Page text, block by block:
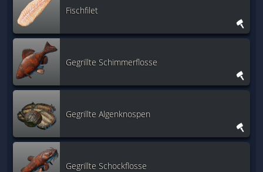
Fischfilet
Gegrillte Schimmerflosse
Gegrillte Algenknospen
Gegrillte Schockflosse